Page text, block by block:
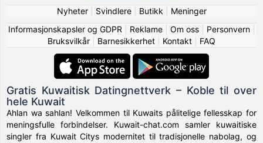
Nyheter| Svindlere| Butikk
Meninger
Informasjonskapsler og GDPR
Reklame| Om oss| Personvern|
Bruksvilkår
Barnesikkerhet Kontakt FAQ
Gratis Kuwaitisk Datingnettverk – Koble til over
hele Kuwait
Ahlan wa sahlan! Velkommen til Kuwaits pålitelige fellesskap for
meningsfulle forbindelser. Kuwait-chat.com samler kuwaitiske
singler fra Kuwait Citys modernitet til tradisjonelle nabolag, og